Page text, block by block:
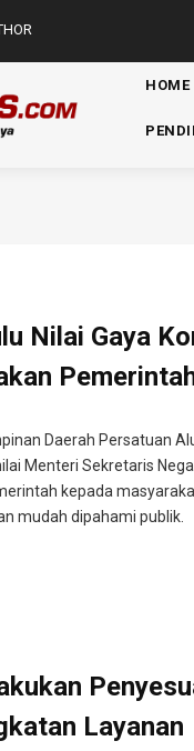
HOME
Nilai Gaya
Daerah Persatuan
Menteri Sekretaris
kepada
mudah dipahami publik.
Layanan